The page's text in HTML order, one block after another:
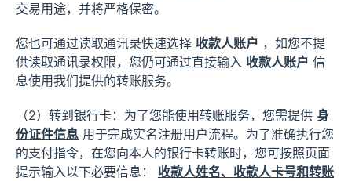
交易用途，并将严格保密。
您也可通过读取通讯录快速选择 收款人账户 ，如您不提
供读取通讯录权限，您仍可通过直接输入 收款人账户 信
息使用我们提供的转账服务。
（2）转到银行卡：为了您能使用转账服务，您需提供 身
份证件信息 用于完成实名注册用户流程。为了准确执行您
的支付指令，在您向本人的银行卡转账时，您可按照页面
提示输入以下必要信息： 收款人姓名、收款人卡号和转账